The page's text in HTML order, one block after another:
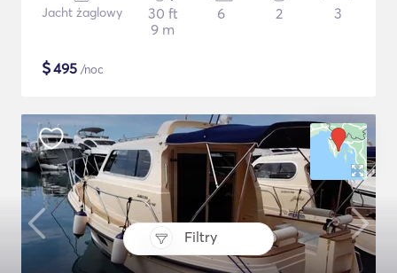
Filtry
Jacht żaglowy
30 ft
9 m
6 2 3
$495 /noc